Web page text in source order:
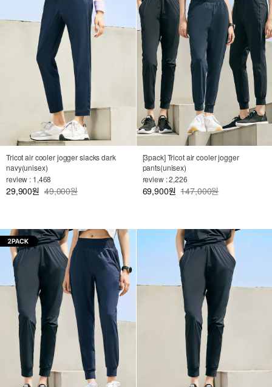
Tricot air cooler jogger slacks dark
navy(unisex)
review : 1,468
29,900원 49,000원
[3pack] Tricot air cooler jogger
pants(unisex)
review : 2,226
69,900원 147,000원